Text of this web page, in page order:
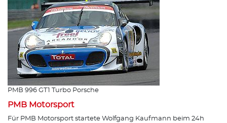
PMB 996 GT1 Turbo Porsche
PMB Motorsport
Für PMB Motorsport startete Wolfgang Kaufmann beim 24h